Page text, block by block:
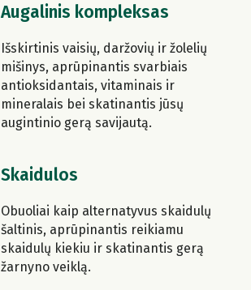
Augalinis kompleksas
Išskirtinis vaisių, daržovių ir žolelių
mišinys, aprūpinantis svarbiais
antioksidantais, vitaminais ir
mineralais bei skatinantis jūsų
augintinio gerą savijautą.
Skaidulos
Obuoliai kaip alternatyvus skaidulų
šaltinis, aprūpinantis reikiamu
skaidulų kiekiu ir skatinantis gerą
žarnyno veiklą.